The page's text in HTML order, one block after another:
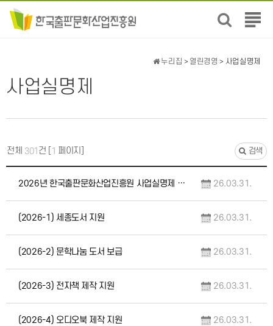
전
뉴
사업실명제
누리집 > 열린경영 > 사업실명제
전체 301건 [ 1 페이지] 검색
2026년 한국출판문화산업진흥원 사업실명제 대상사업 선정기준 및 현황 26.03.31.
(2026-1) 세종도서 지원 26.03.31.
(2026-2) 문학나눔 도서 보급 26.03.31.
(2026-3) 전자책 제작 지원 26.03.31.
(2026-4) 오디오북 제작 지원 26.03.31.